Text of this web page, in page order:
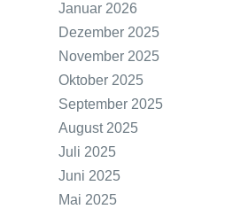
Januar 2026
Dezember 2025
November 2025
Oktober 2025
September 2025
August 2025
Juli 2025
Juni 2025
Mai 2025